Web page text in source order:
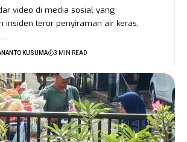
video di media sosial yang
insiden teror penyiraman air keras,
KUSUMA 3 MIN READ